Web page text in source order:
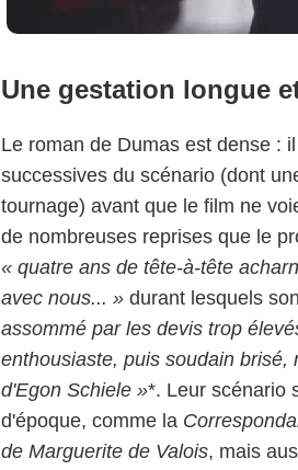
Une gestation longue
Le roman de Dumas est dense :
successives du scénario (dont
tournage) avant que le film ne
de nombreuses reprises que le
« quatre ans de tête-à-tête
avec nous... » durant lesquels
assommé par les devis trop
enthousiaste, puis soudain
d'Egon Schiele »*. Leur scénario
d'époque, comme la
de Marguerite de Valois, mais